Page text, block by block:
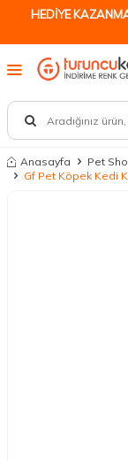
HEDİYE
Anasayfa Pet
Gf Pet Köpek Kedi